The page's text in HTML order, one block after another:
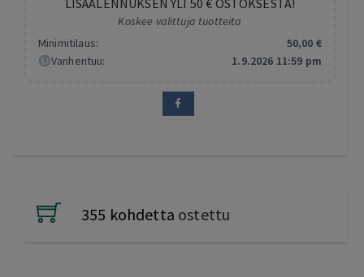
LISÄALENNUKSEN YLI 50 € OSTOKSESTA!
Koskee valittuja tuotteita
Minimitilaus:
50,00 €
Vanhentuu:
1.9.2026 11:59 pm
355 kohdetta ostettu